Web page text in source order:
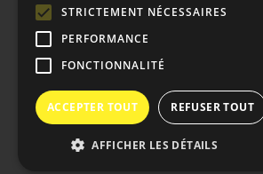
Langages: 🇮🇹 Italiano
Contrats • Conditions de paiement
confidentialité
STRICTEMENT NÉCESSAIRES
PERFORMANCE
FONCTIONNALITÉ
ACCEPTER TOUT REFUSER TOUT
AFFICHER LES DÉTAILS